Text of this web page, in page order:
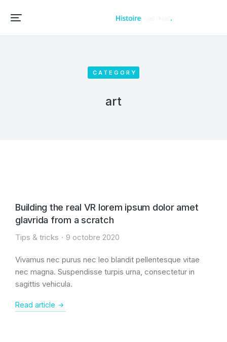
CATEGORY
art
Building the real VR lorem ipsum dolor amet
glavrida from a scratch
Tips & tricks 9 octobre 2020
Vivamus nec purus nec leo blandit pellentesque vitae
nec magna. Suspendisse turpis urna, consectetur in
sagittis vehicula.
Read article